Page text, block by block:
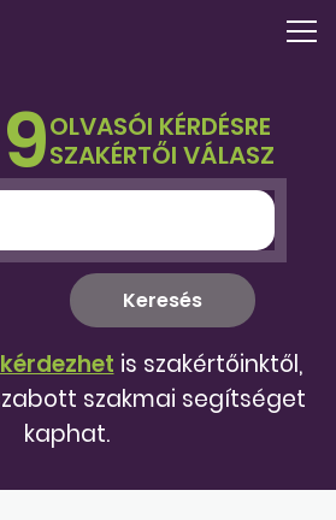
OLVASÓI KÉRDÉSRE
SZAKÉRTŐI VÁLASZ
kérdezhet is szakértőinktől,
szakmai segítséget
kaphat.